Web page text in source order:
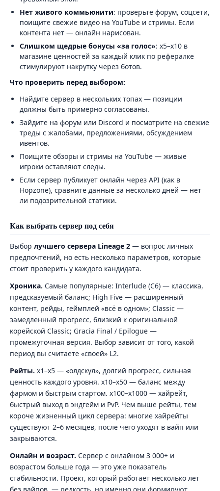
Нет живого коммьюнити: проверьте форум, соцсети,
поищите свежие видео на YouTube и стримы. Если
контента нет — онлайн нарисован.
Слишком щедрые бонусы «за голос»: x5–x10 в
магазине ценностей за каждый клик по рефералке
стимулируют накрутку через ботов.
Что проверить перед выбором:
Найдите сервер в нескольких топах — позиции
должны быть примерно согласованы.
Зайдите на форум или Discord и посмотрите на свежие
треды с жалобами, предложениями, обсуждением
ивентов.
Поищите обзоры и стримы на YouTube — живые
игроки оставляют следы.
Если сервер публикует онлайн через API (как в
Hopzone), сравните данные за несколько дней — нет
ли подозрительной статики.
Как выбрать сервер под себя
Выбор лучшего сервера Lineage 2 — вопрос личных
предпочтений, но есть несколько параметров, которые
стоит проверить у каждого кандидата.
Хроника. Самые популярные: Interlude (C6) — классика,
предсказуемый баланс; High Five — расширенный
контент, рейды, геймплей «всё в одном»; Classic —
замедленный прогресс, близкий к оригинальной
корейской Classic; Gracia Final / Epilogue —
промежуточная версия. Выбор зависит от того, какой
период вы считаете «своей» L2.
Рейты. x1–x5 — «олдскул», долгий прогресс, сильная
ценность каждого уровня. x10–x50 — баланс между
фармом и быстрым стартом. x100–x1000 — хайрейт,
быстрый выход в эндгейм и PvP. Чем выше рейты, тем
короче жизненный цикл сервера: многие хайрейты
существуют 2–6 месяцев, после чего уходят в вайп или
закрываются.
Онлайн и возраст. Сервер с онлайном 3 000+ и
возрастом больше года — это уже показатель
стабильности. Проект, который работает несколько лет